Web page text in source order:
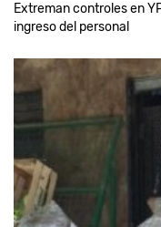
Extreman controles en
ingreso del personal